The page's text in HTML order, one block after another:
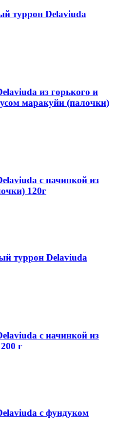
туррон Delaviuda
из горького и
маракуйи (палочки)
с начинкой из
120г
туррон Delaviuda
с начинкой из
г
с фундуком